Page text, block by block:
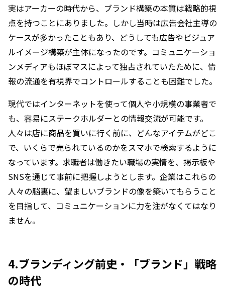
実はアーカーの時代から、ブランド構築の本質は戦略的視
点を持つことにありました。しかし当時は広告会社主導の
ケースが多かったこともあり、どうしても広告やビジュア
ルイメージ構築が主体になったのです。コミュニケーショ
ンメディアもほぼマスによって独占されていたために、情
報の流通を有視界でコントロールすることも困難でした。
現代ではインターネットを使って個人や小規模の事業者で
も、容易にステークホルダーとの情報交流が可能です。
人々は店に商品を買いに行く前に、どんなアイテムがどこ
で、いくらで売られているのかをスマホで検索するように
なっています。求職者は働きたい職場の実情を、掲示板や
SNSを通じて事前に把握しようとします。企業はこれらの
人々の脳裏に、望ましいブランドの像を築いてもらうこと
を目指して、コミュニケーションに力を注がなくてはなり
ません。
4.ブランディング前史・「ブランド」戦略
の時代